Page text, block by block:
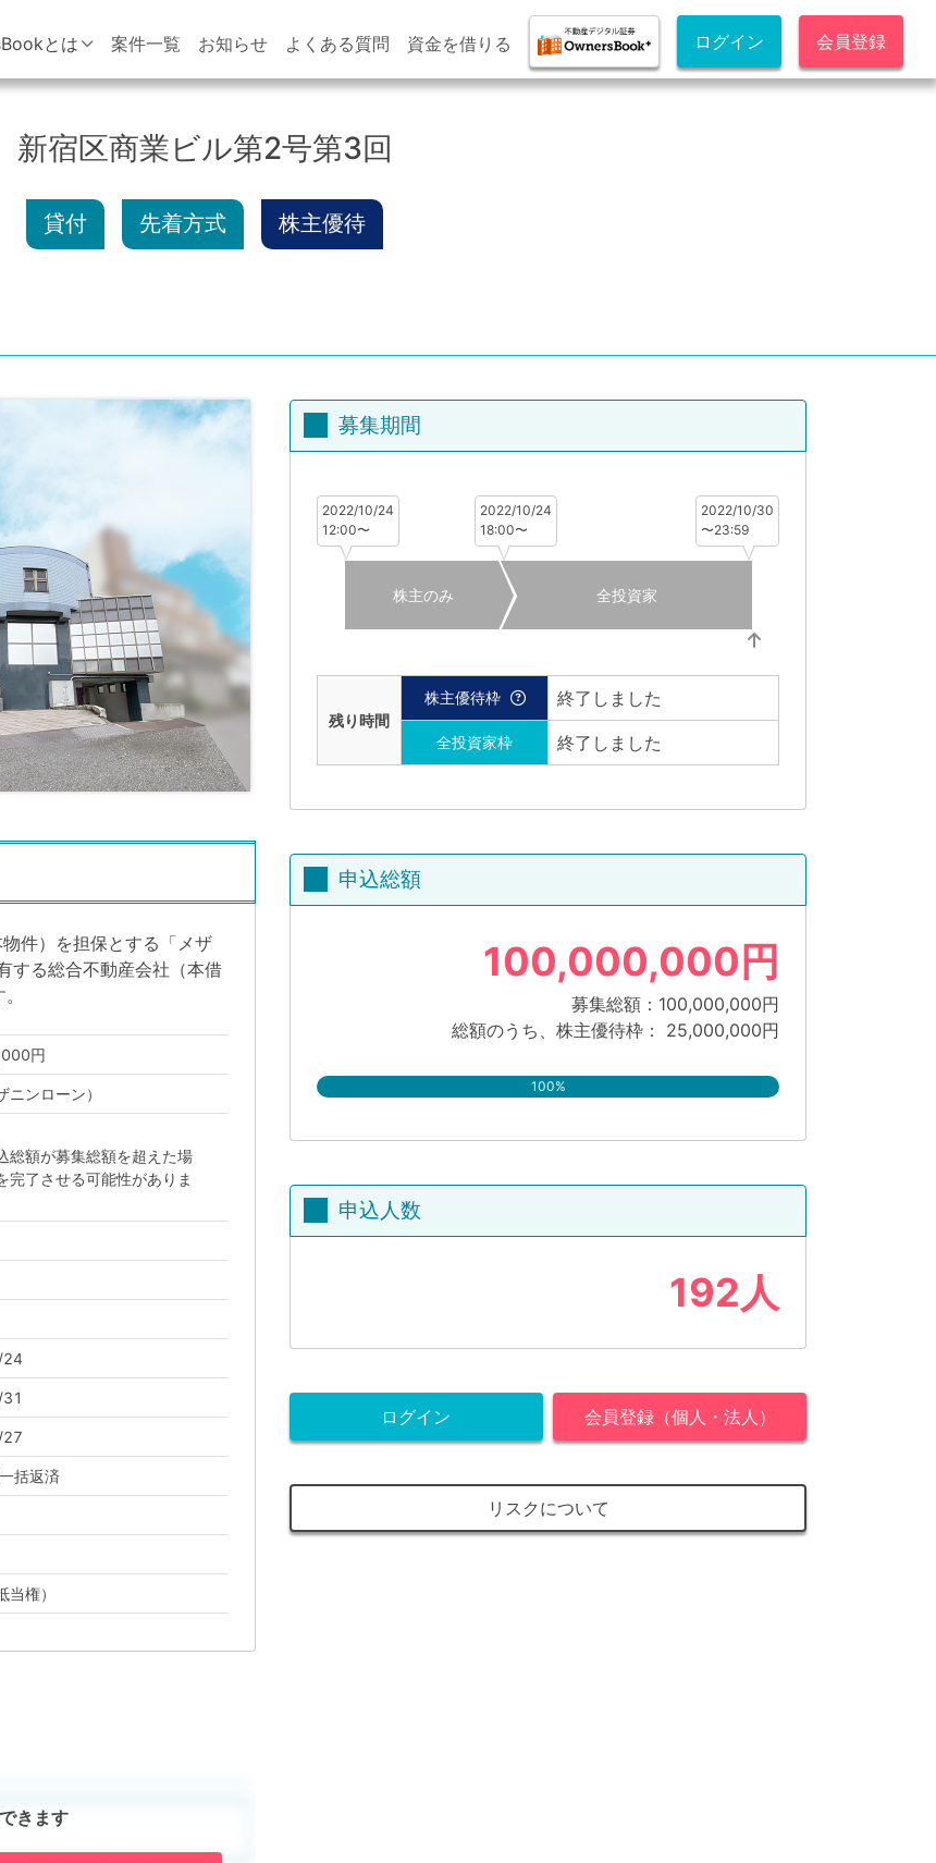
とは 案件一覧 お知らせ よくある質問 資金を借りる ログイン 会員登録
新宿区商業ビル第2号第3回
貸付 先着方式 株主優待
件）を担保とする「メザ
する総合不動産会社（本借
円
ニンローン）
総額が募集総額を超えた場
完了させる可能性がありま
24
括返済
当権）
きます
募集期間
2022/10/24
12:00〜
2022/10/24
18:00〜
2022/10/30
〜23:59
株主のみ 全投資家
残り時間
株主優待枠 終了しました
全投資家枠 終了しました
申込総額
100,000,000円
募集総額：100,000,000円
総額のうち、株主優待枠： 25,000,000円
100%
申込人数
192人
ログイン 会員登録（個人・法人）
リスクについて